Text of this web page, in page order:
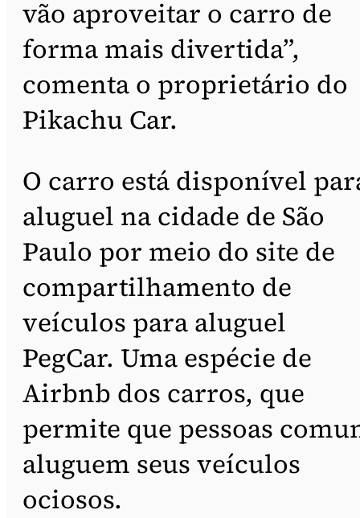
vão aproveitar o carro de
forma mais divertida”,
comenta o proprietário do
Pikachu Car.
O carro está disponível
aluguel na cidade de São
Paulo por meio do site de
compartilhamento de
veículos para aluguel
PegCar. Uma espécie de
Airbnb dos carros, que
permite que pessoas
aluguem seus veículos
ociosos.